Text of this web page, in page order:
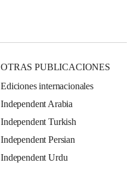
OTRAS PUBLICACIONES
Ediciones internacionales
Independent Arabia
Independent Turkish
Independent Persian
Independent Urdu